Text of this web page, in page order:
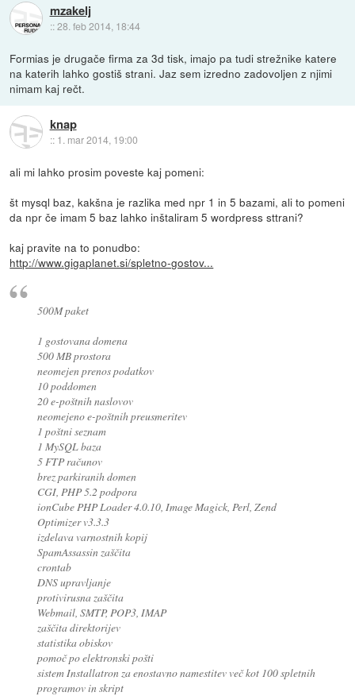
mzakelj
::28. feb 2014, 18:44
Formias je drugače firma za 3d tisk, imajo pa tudi strežnike katere
na katerih lahko gostiš strani. Jaz sem izredno zadovoljen z njimi
nimam kaj rečt.
knap
:: 1. mar 2014, 19:00
ali mi lahko prosim poveste kaj pomeni:
št mysql baz, kakšna je razlika med npr 1 in 5 bazami, ali to pomeni
da npr če imam 5 baz lahko inštaliram 5 wordpress sttrani?
kaj pravite na to ponudbo:
http://www.gigaplanet.si/spletno-gostov...
500M paket
1 gostovana domena
500 MB prostora
neomejen prenos podatkov
10 poddomen
20 e-poštnih naslovov
neomejeno e-poštnih preusmeritev
1 poštni seznam
1 MySQL baza
5 FTP računov
brez parkiranih domen
CGI, PHP 5.2 podpora
ionCube PHP Loader 4.0.10, Image Magick, Perl, Zend
Optimizer v3.3.3
izdelava varnostnih kopij
SpamAssassin zaščita
crontab
DNS upravljanje
protivirusna zaščita
Webmail, SMTP, POP3, IMAP
zaščita direktorijev
statistika obiskov
pomoč po elektronski pošti
sistem Installatron za enostavno namestitev več kot 100 spletnih
programov in skript